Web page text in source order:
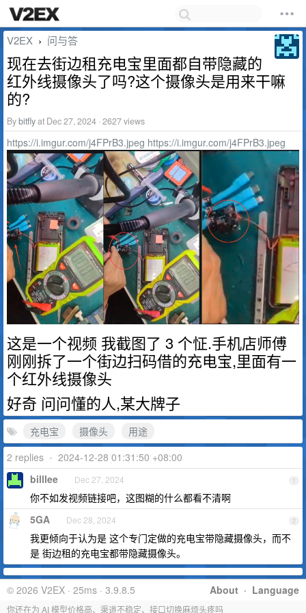
V2EX › 问与答
现在去街边租充电宝里面都自带隐藏的
红外线摄像头了吗?这个摄像头是用来干嘛
的?
Bybitflyat Dec 27, 2024 · 2627 views
https://i.imgur.com/j4FPrB3.jpeg https://i.imgur.com/j4FPrB3.jpeg
这是一个视频 我截图了 3 个怔.手机店师傅
刚刚拆了一个街边扫码借的充电宝,里面有一
个红外线摄像头
好奇 问问懂的人,某大牌子
充电宝 摄像头
用途
2 replies • 2024-12-28 01:31:50 +08:00
1
billlee Dec 27, 2024
你不如发视频链接吧，这图糊的什么都看不清啊
2
5GA Dec 28, 2024
我更倾向于认为是 这个专门定做的充电宝带隐藏摄像头，而不
是 街边租的充电宝都带隐藏摄像头。
About · Language
© 2026 V2EX · 25ms · 3.9.8.5
你还在为 AI 模型价格高、渠道不稳定、接口切换麻烦头疼吗